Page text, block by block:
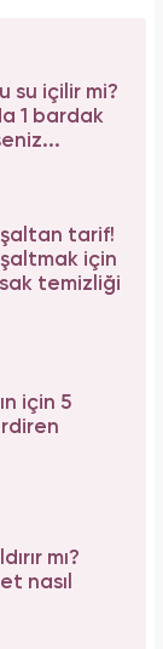
su içilir mi?
1 bardak
tarif!
için
temizliği
için 5
mı?
nasıl